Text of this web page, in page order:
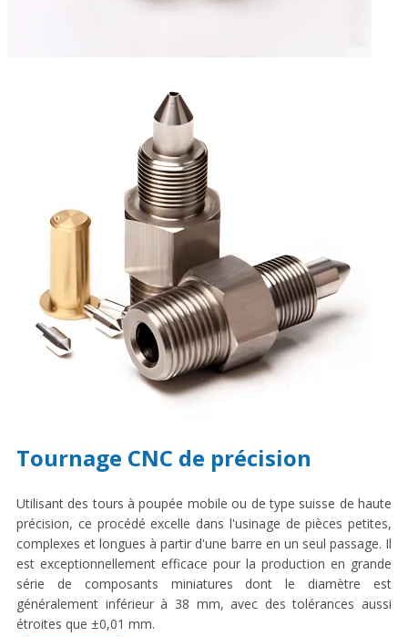
Tournage CNC de précision
Utilisant des tours à poupée mobile ou de type suisse de haute
précision, ce procédé excelle dans l'usinage de pièces petites,
complexes et longues à partir d'une barre en un seul passage. Il
est exceptionnellement efficace pour la production en grande
série de composants miniatures dont le diamètre est
généralement inférieur à 38 mm, avec des tolérances aussi
étroites que ±0,01 mm.